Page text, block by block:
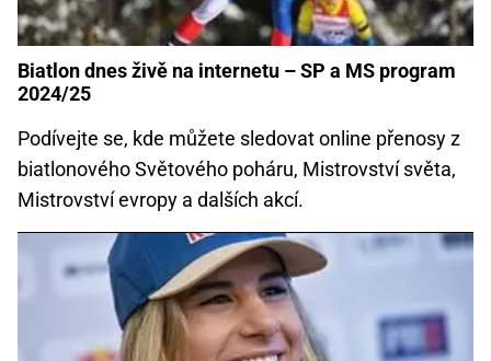
Biatlon dnes živě na internetu – SP a MS program
2024/25
Podívejte se, kde můžete sledovat online přenosy z
biatlonového Světového poháru, Mistrovství světa,
Mistrovství evropy a dalších akcí.